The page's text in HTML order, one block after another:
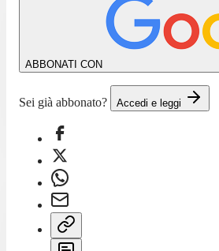
ABBONATI CON
Sei già abbonato? Accedi e leggi